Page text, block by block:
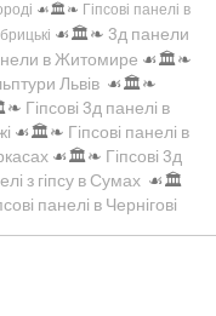
☙🏛️❧ Гіпсові панелі в
☙🏛️❧ 3д панели
в Житомире ☙🏛️❧
Львів ☙🏛️❧
Гіпсові 3д панелі в
☙🏛️❧ Гіпсові панелі в
☙🏛️❧ Гіпсові 3д
з гіпсу в Сумах ☙🏛️
панелі в Чернігові